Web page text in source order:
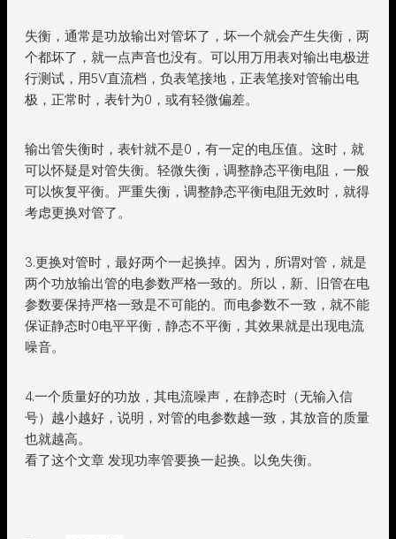
失衡，通常是功放输出对管坏了，坏一个就会产生失衡，两
个都坏了，就一点声音也没有。可以用万用表对输出电极进
行测试，用5V直流档，负表笔接地，正表笔接对管输出电
极，正常时，表针为0，或有轻微偏差。
输出管失衡时，表针就不是0，有一定的电压值。这时，就
可以怀疑是对管失衡。轻微失衡，调整静态平衡电阻，一般
可以恢复平衡。严重失衡，调整静态平衡电阻无效时，就得
考虑更换对管了。
3.更换对管时，最好两个一起换掉。因为，所谓对管，就是
两个功放输出管的电参数严格一致的。所以，新、旧管在电
参数要保持严格一致是不可能的。而电参数不一致，就不能
保证静态时0电平平衡，静态不平衡，其效果就是出现电流
噪音。
4.一个质量好的功放，其电流噪声，在静态时（无输入信
号）越小越好，说明，对管的电参数越一致，其放音的质量
也就越高。
看了这个文章 发现功率管要换一起换。以免失衡。